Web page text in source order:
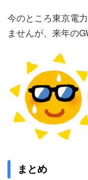
今のところ東京電
ませんが、来年の
まとめ